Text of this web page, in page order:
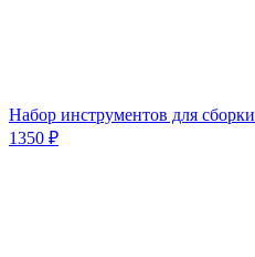
Набор инструментов для
1350 ₽